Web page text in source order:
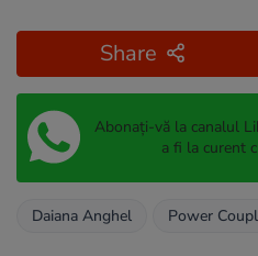
Share
Abonați-vă la canalul
a fi la curent
Daiana Anghel Power